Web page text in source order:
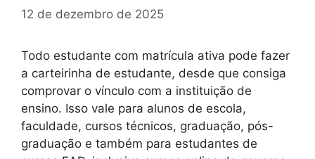
12 de dezembro de 2025
Todo estudante com matrícula ativa pode fazer
a carteirinha de estudante, desde que consiga
comprovar o vínculo com a instituição de
ensino. Isso vale para alunos de escola,
faculdade, cursos técnicos, graduação, pós-
graduação e também para estudantes de